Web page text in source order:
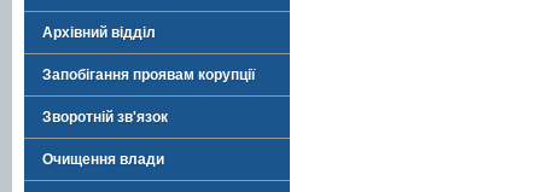
Архівний відділ
Запобігання проявам корупції
Зворотній зв'язок
Очищення влади